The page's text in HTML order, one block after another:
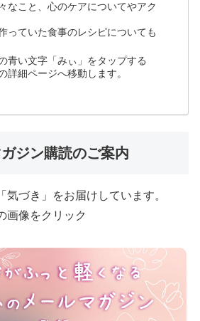
なこと、心のケアについてやアク
っていた食事のレシピについても
青い文字「みぃ」をタップする
詳細ページへ移動します。
ジン購読のご案内
気づき」をお届けしています。
画像をクリック